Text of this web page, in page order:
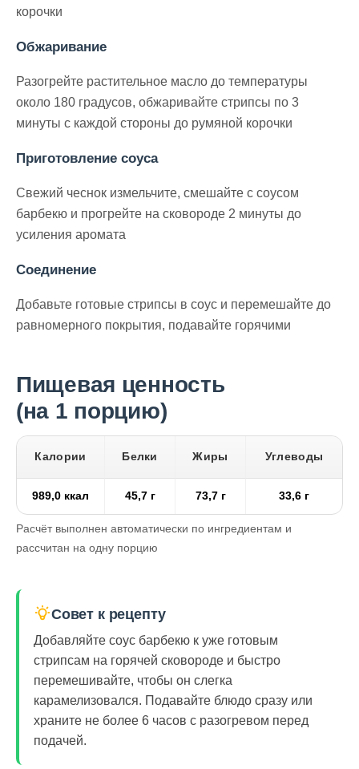
корочки
Обжаривание
Разогрейте растительное масло до температуры
около 180 градусов, обжаривайте стрипсы по 3
минуты с каждой стороны до румяной корочки
Приготовление соуса
Свежий чеснок измельчите, смешайте с соусом
барбекю и прогрейте на сковороде 2 минуты до
усиления аромата
Соединение
Добавьте готовые стрипсы в соус и перемешайте до
равномерного покрытия, подавайте горячими
Пищевая ценность
(на 1 порцию)
Калории Белки Жиры Углеводы
989,0 ккал 45,7 г 73,7 г 33,6 г
Расчёт выполнен автоматически по ингредиентам и
рассчитан на одну порцию
Совет к рецепту
Добавляйте соус барбекю к уже готовым
стрипсам на горячей сковороде и быстро
перемешивайте, чтобы он слегка
карамелизовался. Подавайте блюдо сразу или
храните не более 6 часов с разогревом перед
подачей.